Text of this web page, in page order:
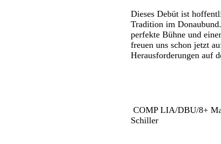
Dieses Debüt ist
Tradition im
perfekte Bühne und
freuen uns schon jetzt
Herausforderungen auf
COMP LIA/DBU/8+
Schiller